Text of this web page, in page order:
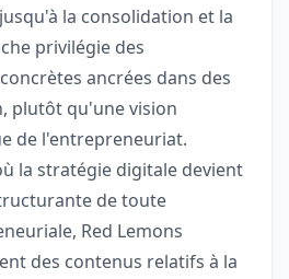
la consolidation et la
privilégie des
ancrées dans des
plutôt qu'une vision
de l'entrepreneuriat.
la stratégie digitale devient
de toute
Red Lemons
des contenus relatifs à la